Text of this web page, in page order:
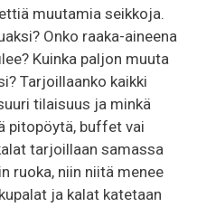
muutamia seikkoja.
Onko raaka-aineena
Kuinka paljon muuta
Tarjoillaanko kaikki
tilaisuus ja minkä
pitopöytä, buffet vai
tarjoillaan samassa
ruoka, niin niitä menee
ja kalat katetaan